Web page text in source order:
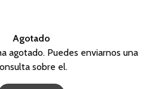
Agotado
agotado. Puedes enviarnos una
sobre el.